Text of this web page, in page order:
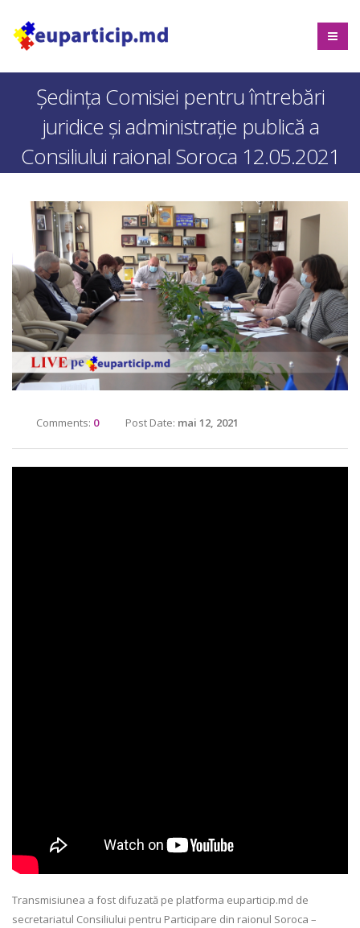
Ședința Comisiei pentru întrebări
juridice şi administraţie publică a
Consiliului raional Soroca 12.05.2021
Comments: 0 Post Date: mai 12, 2021
Transmisiunea a fost difuzată pe platforma euparticip.md de
secretariatul Consiliului pentru Participare din raionul Soroca –